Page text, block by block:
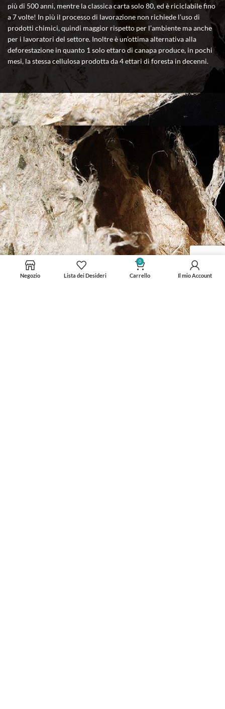
più di 500 anni, mentre la classica carta solo 80, ed è riciclabile fino
a 7 volte! In più il processo di lavorazione non richiede l’uso di
prodotti chimici, quindi maggior rispetto per l’ambiente ma anche
per i lavoratori del settore. Inoltre è un’ottima alternativa alla
deforestazione in quanto 1 solo ettaro di canapa produce, in pochi
mesi, la stessa cellulosa prodotta da 4 ettari di foresta in decenni.
Negozio Lista dei Desideri
0
Carrello Il mio Account